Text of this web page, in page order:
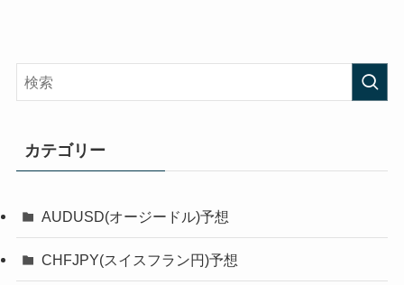
カテゴリー
AUDUSD(オージードル)予想
CHFJPY(スイスフラン円)予想